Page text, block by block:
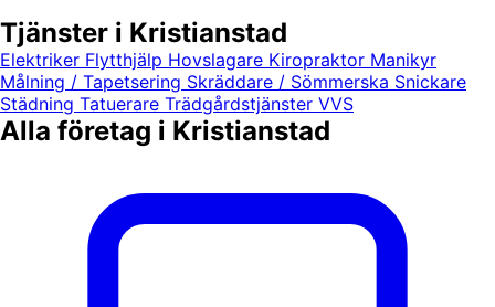
Tjänster i Kristianstad
Elektriker Flytthjälp Hovslagare Kiropraktor Manikyr
Målning / Tapetsering Skräddare / Sömmerska Snickare
Städning Tatuerare Trädgårdstjänster VVS
Alla företag i Kristianstad